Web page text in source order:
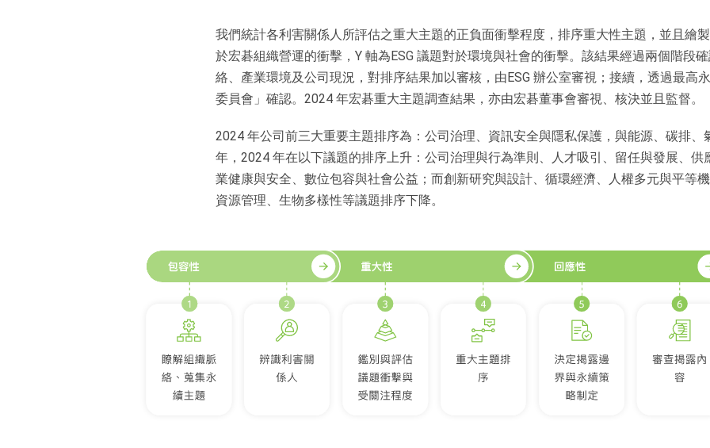
我們統計各利害關係人所評估之重大主題的正負面衝擊程度，排序重大性主題，並且繪
於宏碁組織營運的衝擊，Y 軸為ESG 議題對於環境與社會的衝擊。該結果經過兩個階段
絡、產業環境及公司現況，對排序結果加以審核，由ESG 辦公室審視；接續，透過最高
委員會」確認。2024 年宏碁重大主題調查結果，亦由宏碁董事會審視、核決並且監督。
2024 年公司前三大重要主題排序為：公司治理、資訊安全與隱私保護，與能源、碳排、
年，2024 年在以下議題的排序上升：公司治理與行為準則、人才吸引、留任與發展、供
業健康與安全、數位包容與社會公益；而創新研究與設計、循環經濟、人權多元與平等
資源管理、生物多樣性等議題排序下降。